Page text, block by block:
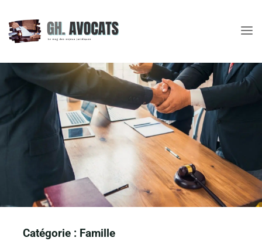
content
Catégorie : Famille